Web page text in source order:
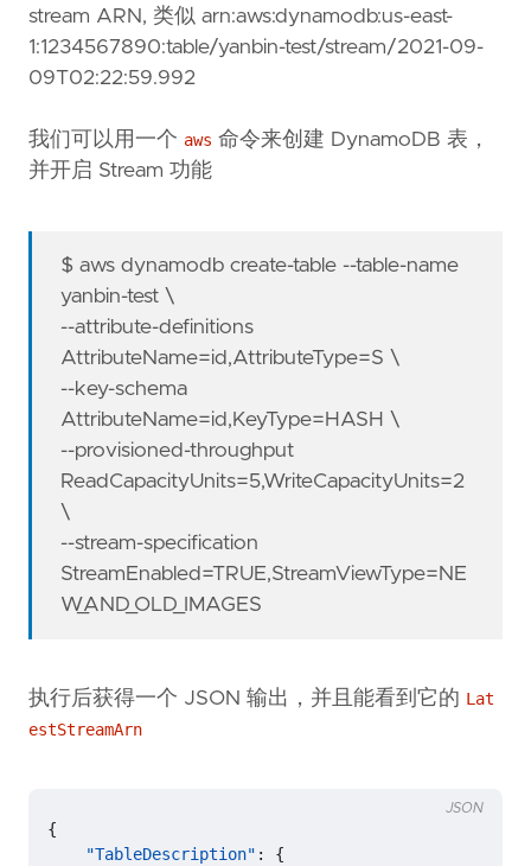
stream ARN, 类似 arn:aws:dynamodb:us-east-
1:1234567890:table/yanbin-test/stream/2021-09-
09T02:22:59.992
我们可以用一个 aws 命令来创建 DynamoDB 表，
并开启 Stream 功能
$ aws dynamodb create-table --table-name
yanbin-test \
--attribute-definitions
AttributeName=id,AttributeType=S \
--key-schema
AttributeName=id,KeyType=HASH \
--provisioned-throughput
ReadCapacityUnits=5,WriteCapacityUnits=2
\
--stream-specification
StreamEnabled=TRUE,StreamViewType=NE
W_AND_OLD_IMAGES
执行后获得一个 JSON 输出，并且能看到它的 Lat
estStreamArn
{
"TableDescription" :
{
JSON